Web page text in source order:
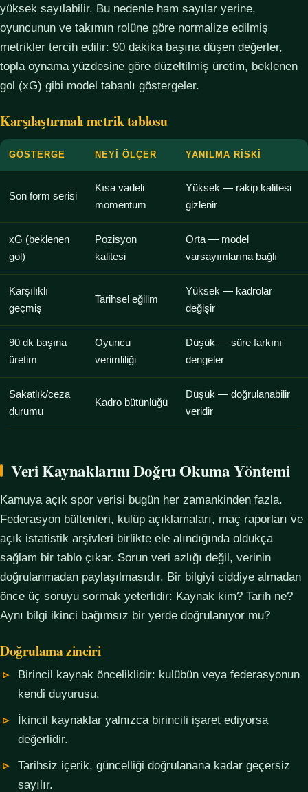
yüksek sayılabilir. Bu nedenle ham sayılar yerine,
oyuncunun ve takımın rolüne göre normalize edilmiş
metrikler tercih edilir: 90 dakika başına düşen değerler,
topla oynama yüzdesine göre düzeltilmiş üretim, beklenen
gol (xG) gibi model tabanlı göstergeler.
Karşılaştırmalı metrik tablosu
GÖSTERGE NEYI ÖLÇER YANILMA RISKI
Son form serisi
Kısa vadeli
momentum
Yüksek — rakip kalitesi
gizlenir
xG (beklenen
gol)
Pozisyon
kalitesi
Orta — model
varsayımlarına bağlı
Karşılıklı
geçmiş
Tarihsel eğilim
Yüksek — kadrolar
değişir
90 dk başına
üretim
Oyuncu
verimliliği
Düşük — süre farkını
dengeler
Sakatlık/ceza
durumu
Kadro bütünlüğü
Düşük — doğrulanabilir
veridir
Veri Kaynaklarını Doğru Okuma Yöntemi
Kamuya açık spor verisi bugün her zamankinden fazla.
Federasyon bültenleri, kulüp açıklamaları, maç raporları ve
açık istatistik arşivleri birlikte ele alındığında oldukça
sağlam bir tablo çıkar. Sorun veri azlığı değil, verinin
doğrulanmadan paylaşılmasıdır. Bir bilgiyi ciddiye almadan
önce üç soruyu sormak yeterlidir: Kaynak kim? Tarih ne?
Aynı bilgi ikinci bağımsız bir yerde doğrulanıyor mu?
Doğrulama zinciri
Birincil kaynak önceliklidir: kulübün veya federasyonun
kendi duyurusu.
İkincil kaynaklar yalnızca birincili işaret ediyorsa
değerlidir.
Tarihsiz içerik, güncelliği doğrulanana kadar geçersiz
sayılır.